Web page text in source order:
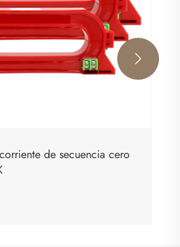
de secuencia cero
